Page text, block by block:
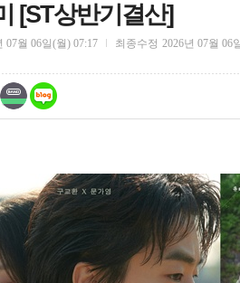
겨찾기
[ST상반기결산]
07월 06일(월) 07:17 최종수정 2026년 07월 06
0